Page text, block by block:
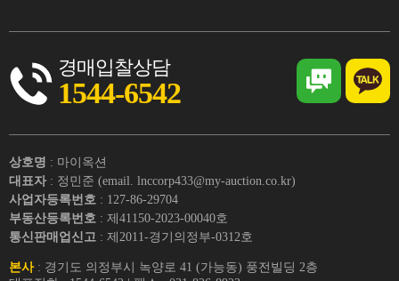
경매입찰상담
1544-6542
상호명 : 마이옥션
대표자 : 정민준 (email. lnccorp433@my-auction.co.kr)
사업자등록번호 : 127-86-29704
부동산등록번호 : 제41150-2023-00040호
통신판매업신고 : 제2011-경기의정부-0312호
본사: 경기도 의정부시 녹양로 41 (가능동) 풍전빌딩 2층